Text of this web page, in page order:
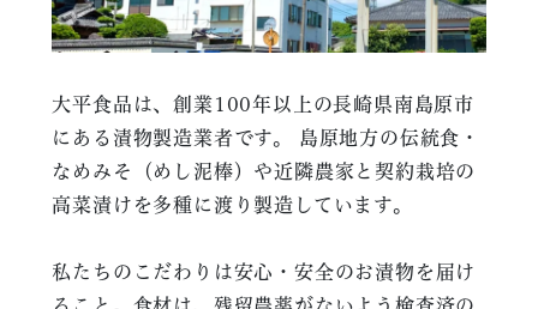
大平食品は、創業100年以上の長崎県南島原市
にある漬物製造業者です。 島原地方の伝統食・
なめみそ（めし泥棒）や近隣農家と契約栽培の
高菜漬けを多種に渡り製造しています。
私たちのこだわりは安心・安全のお漬物を届け